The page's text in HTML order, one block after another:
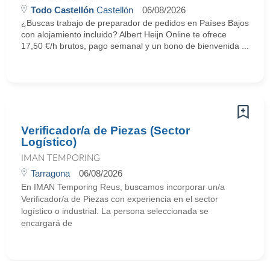
Todo Castellón Castellón 06/08/2026
¿Buscas trabajo de preparador de pedidos en Países Bajos
con alojamiento incluido? Albert Heijn Online te ofrece
17,50 €/h brutos, pago semanal y un bono de bienvenida ...
Verificador/a de Piezas (Sector
Logístico)
IMAN TEMPORING
Tarragona 06/08/2026
En IMAN Temporing Reus, buscamos incorporar un/a
Verificador/a de Piezas con experiencia en el sector
logístico o industrial. La persona seleccionada se
encargará de